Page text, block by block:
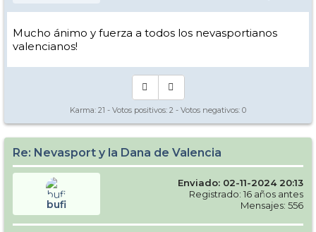
Mucho ánimo y fuerza a todos los nevasportianos
valencianos!
Karma: 21 - Votos positivos: 2 - Votos negativos: 0
Re: Nevasport y la Dana de Valencia
bufi
Enviado: 02-11-2024 20:13
Registrado: 16 años antes
Mensajes: 556